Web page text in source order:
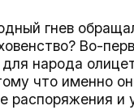
гнев
Во-
народа
что именно
распоряжения и